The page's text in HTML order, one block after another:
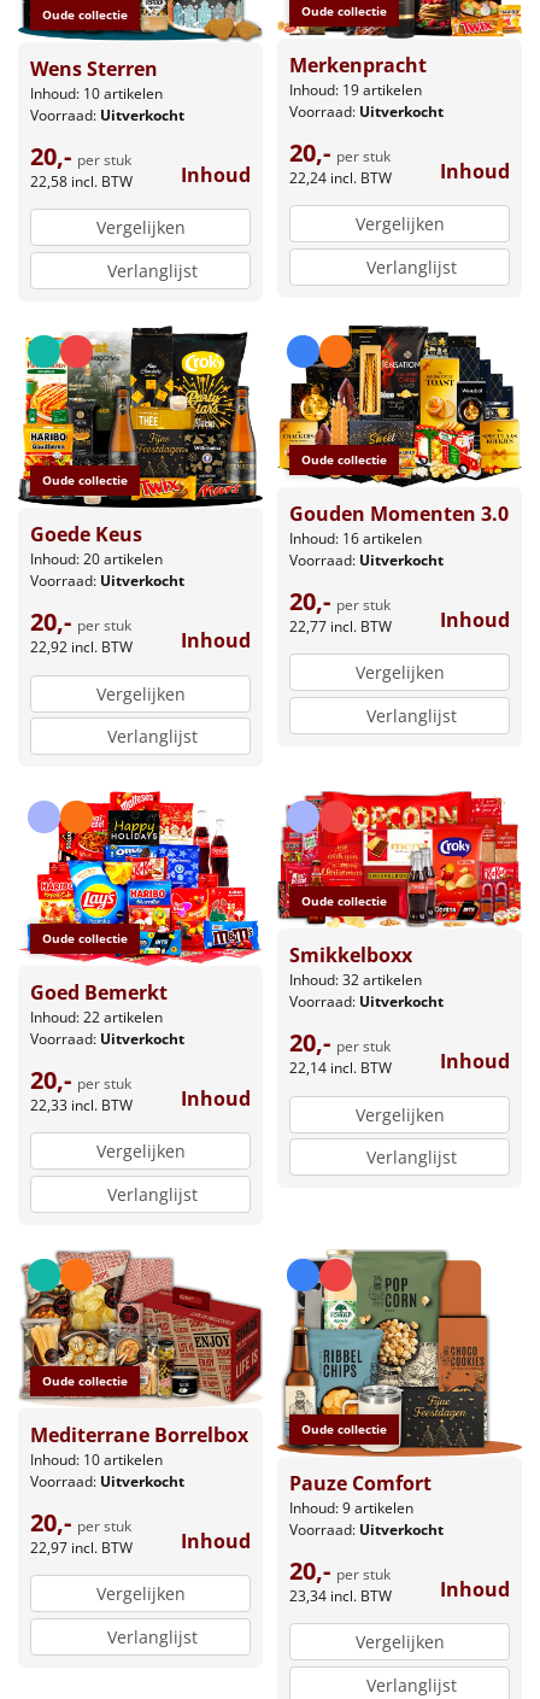
Oude collectie
Wens Sterren
Inhoud: 10 artikelen
Voorraad: Uitverkocht
20,- per stuk
22,58 incl. BTW Inhoud
Vergelijken
Verlanglijst
Oude collectie
Merkenpracht
Inhoud: 19 artikelen
Voorraad: Uitverkocht
20,- per stuk
22,24 incl. BTW Inhoud
Vergelijken
Verlanglijst
Oude collectie
Goede Keus
Inhoud: 20 artikelen
Voorraad: Uitverkocht
20,- per stuk
22,92 incl. BTW Inhoud
Vergelijken
Verlanglijst
Oude collectie
Gouden Momenten 3.0
Inhoud: 16 artikelen
Voorraad: Uitverkocht
20,- per stuk
22,77 incl. BTW Inhoud
Vergelijken
Verlanglijst
Oude collectie
Goed Bemerkt
Inhoud: 22 artikelen
Voorraad: Uitverkocht
20,- per stuk
22,33 incl. BTW Inhoud
Vergelijken
Verlanglijst
Oude collectie
Smikkelboxx
Inhoud: 32 artikelen
Voorraad: Uitverkocht
20,- per stuk
22,14 incl. BTW Inhoud
Vergelijken
Verlanglijst
Oude collectie
Mediterrane Borrelbox
Inhoud: 10 artikelen
Voorraad: Uitverkocht
20,- per stuk
22,97 incl. BTW Inhoud
Vergelijken
Verlanglijst
Oude collectie
Pauze Comfort
Inhoud: 9 artikelen
Voorraad: Uitverkocht
20,- per stuk
23,34 incl. BTW Inhoud
Vergelijken
Verlanglijst